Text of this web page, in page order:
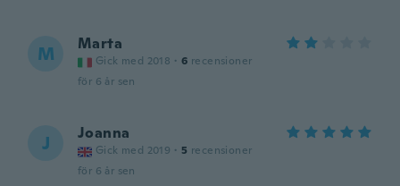
M Marta
Gick med 2018 · 6 recensioner
för 6 år sen
J Joanna
Gick med 2019 · 5 recensioner
för 6 år sen